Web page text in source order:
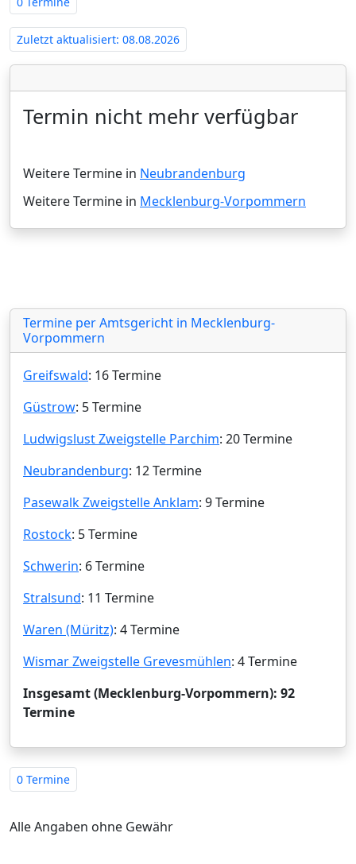
Zuletzt aktualisiert: 08.08.2026
Termin nicht mehr verfügbar
Weitere Termine in Neubrandenburg
Weitere Termine in Mecklenburg-Vorpommern
Termine per Amtsgericht in Mecklenburg-
Vorpommern
Greifswald: 16 Termine
Güstrow: 5 Termine
Ludwigslust Zweigstelle Parchim: 20 Termine
Neubrandenburg: 12 Termine
Pasewalk Zweigstelle Anklam: 9 Termine
Rostock: 5 Termine
Schwerin: 6 Termine
Stralsund: 11 Termine
Waren (Müritz): 4 Termine
Wismar Zweigstelle Grevesmühlen: 4 Termine
Insgesamt (Mecklenburg-Vorpommern): 92
Termine
0 Termine
Alle Angaben ohne Gewähr